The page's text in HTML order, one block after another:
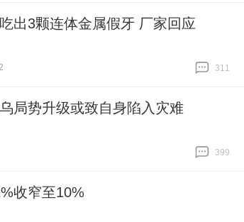
出3颗连体金属假牙 厂家回应
311
局势升级或致自身陷入灾难
399
收窄至10%